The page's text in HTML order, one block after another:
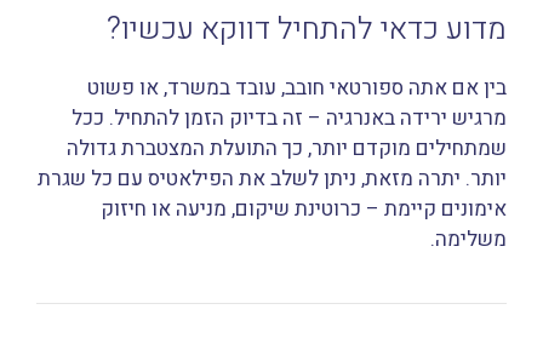
מדוע כדאי להתחיל דווקא עכשיו?
בין אם אתה ספורטאי חובב, עובד במשרד, או פשוט
מרגיש ירידה באנרגיה – זה בדיוק הזמן להתחיל. ככל
שמתחילים מוקדם יותר, כך התועלת המצטברת גדולה
יותר. יתרה מזאת, ניתן לשלב את הפילאטיס עם כל שגרת
אימונים קיימת – כרוטינת שיקום, מניעה או חיזוק
משלימה.